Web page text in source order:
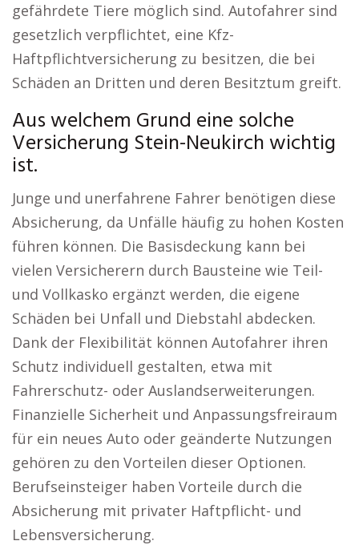
gefährdete Tiere möglich sind. Autofahrer sind
gesetzlich verpflichtet, eine Kfz-
Haftpflichtversicherung zu besitzen, die bei
Schäden an Dritten und deren Besitztum greift.
Aus welchem Grund eine solche
Versicherung Stein-Neukirch wichtig
ist.
Junge und unerfahrene Fahrer benötigen diese
Absicherung, da Unfälle häufig zu hohen Kosten
führen können. Die Basisdeckung kann bei
vielen Versicherern durch Bausteine wie Teil-
und Vollkasko ergänzt werden, die eigene
Schäden bei Unfall und Diebstahl abdecken.
Dank der Flexibilität können Autofahrer ihren
Schutz individuell gestalten, etwa mit
Fahrerschutz- oder Auslandserweiterungen.
Finanzielle Sicherheit und Anpassungsfreiraum
für ein neues Auto oder geänderte Nutzungen
gehören zu den Vorteilen dieser Optionen.
Berufseinsteiger haben Vorteile durch die
Absicherung mit privater Haftpflicht- und
Lebensversicherung.